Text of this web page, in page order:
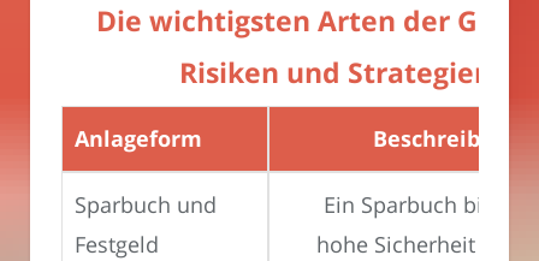
Die wichtigsten Arten der
Risiken und Strategien
Anlageform Beschreibung
Sparbuch und
Festgeld
Ein Sparbuch bietet
hohe Sicherheit und